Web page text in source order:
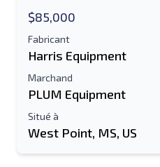
$85,000
Fabricant
Harris Equipment
Marchand
PLUM Equipment
Situé à
West Point, MS, US